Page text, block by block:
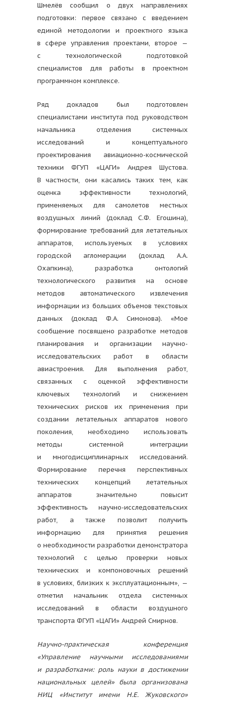
Шмелёв сообщил о двух направлениях
подготовки: первое связано с введением
единой методологии и проектного языка
в сфере управления проектами, второе —
с технологической подготовкой
специалистов для работы в проектном
программном комплексе.
Ряд докладов был подготовлен
специалистами института под руководством
начальника отделения системных
исследований и концептуального
проектирования авиационно-космической
техники ФГУП «ЦАГИ» Андрея Шустова.
В частности, они касались таких тем, как
оценка эффективности технологий,
применяемых для самолетов местных
воздушных линий (доклад С.Ф. Егошина),
формирование требований для летательных
аппаратов, используемых в условиях
городской агломерации (доклад А.А.
Охапкина), разработка онтологий
технологического развития на основе
методов автоматического извлечения
информации из больших объемов текстовых
данных (доклад Ф.А. Симонова). «Мое
сообщение посвящено разработке методов
планирования и организации научно-
исследовательских работ в области
авиастроения. Для выполнения работ,
связанных с оценкой эффективности
ключевых технологий и снижением
технических рисков их применения при
создании летательных аппаратов нового
поколения, необходимо использовать
методы системной интеграции
и многодисциплинарных исследований.
Формирование перечня перспективных
технических концепций летательных
аппаратов значительно повысит
эффективность научно-исследовательских
работ, а также позволит получить
информацию для принятия решения
о необходимости разработки демонстратора
технологий с целью проверки новых
технических и компоновочных решений
в условиях, близких к эксплуатационным», —
отметил начальник отдела системных
исследований в области воздушного
транспорта ФГУП «ЦАГИ» Андрей Смирнов.
Научно-практическая конференция
«Управление научными исследованиями
и разработками: роль науки в достижении
национальных целей» была организована
НИЦ «Институт имени Н.Е. Жуковского»